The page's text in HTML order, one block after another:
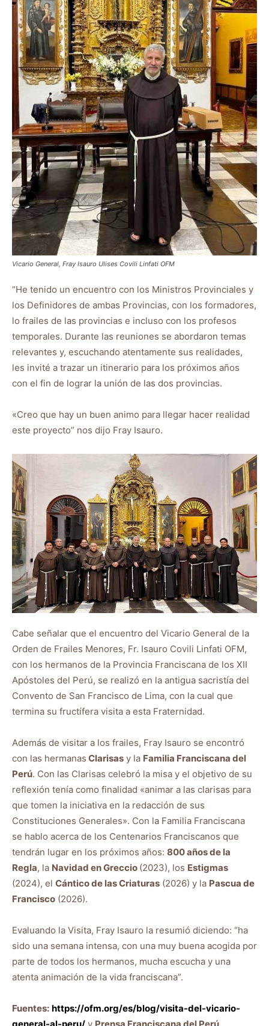
Vicario General, Fray Isauro Ulises Covili Linfati OFM
“He tenido un encuentro con los Ministros Provinciales y
los Definidores de ambas Provincias, con los formadores,
lo frailes de las provincias e incluso con los profesos
temporales. Durante las reuniones se abordaron temas
relevantes y, escuchando atentamente sus realidades,
les invité a trazar un itinerario para los próximos años
con el fin de lograr la unión de las dos provincias.
«Creo que hay un buen animo para llegar hacer realidad
este proyecto” nos dijo Fray Isauro.
Cabe señalar que el encuentro del Vicario General de la
Orden de Frailes Menores, Fr. Isauro Covili Linfati OFM,
con los hermanos de la Provincia Franciscana de los XII
Apóstoles del Perú, se realizó en la antigua sacristía del
Convento de San Francisco de Lima, con la cual que
termina su fructífera visita a esta Fraternidad.
Además de visitar a los frailes, Fray Isauro se encontró
con las hermanas Clarisas y la Familia Franciscana del
Perú. Con las Clarisas celebró la misa y el objetivo de su
reflexión tenía como finalidad «animar a las clarisas para
que tomen la iniciativa en la redacción de sus
Constituciones Generales». Con la Familia Franciscana
se hablo acerca de los Centenarios Franciscanos que
tendrán lugar en los próximos años: 800 años de la
Regla, la Navidad en Greccio (2023), los Estigmas
(2024), el Cántico de las Criaturas (2026) y la Pascua de
Francisco (2026).
Evaluando la Visita, Fray Isauro la resumió diciendo: “ha
sido una semana intensa, con una muy buena acogida por
parte de todos los hermanos, mucha escucha y una
atenta animación de la vida franciscana”.
Fuentes: https://ofm.org/es/blog/visita-del-vicario-